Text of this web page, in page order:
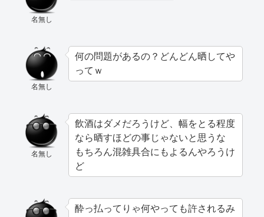
名無し
名無し
何の問題があるの？どんどん晒してや
ってｗ
名無し
飲酒はダメだろうけど、幅をとる程度
なら晒すほどの事じゃないと思うな
もちろん混雑具合にもよるんやろうけ
ど
酔っ払ってりゃ何やっても許されるみ